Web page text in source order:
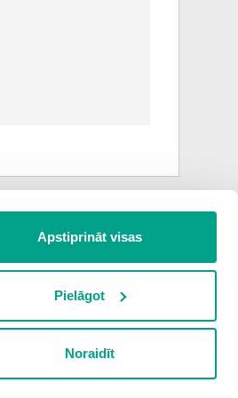
Apstiprināt visas
Pielāgot
Noraidīt
Nākamā teorija
PALĪGSMĀCĪBĀS.LV